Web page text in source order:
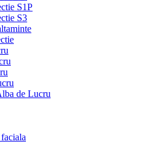
S1P
S3
de Lucru